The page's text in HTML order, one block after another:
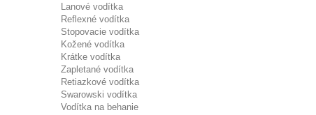
Lanové vodítka
Reflexné vodítka
Stopovacie vodítka
Kožené vodítka
Krátke vodítka
Zapletané vodítka
Retiazkové vodítka
Swarowski vodítka
Vodítka na behanie